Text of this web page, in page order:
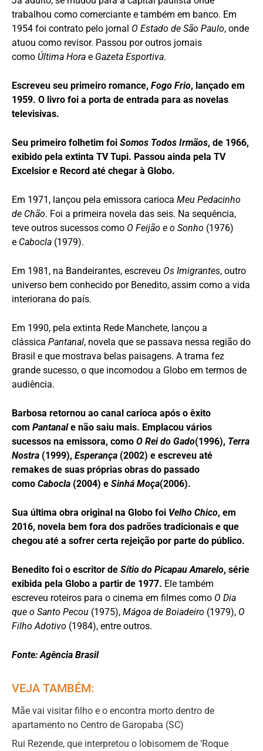
trabalhou como comerciante e também em banco. Em
1954 foi contrato pelo jornal O Estado de São Paulo, onde
atuou como revisor. Passou por outros jornais
como Última Hora e Gazeta Esportiva.
Escreveu seu primeiro romance, Fogo Frio, lançado em
1959. O livro foi a porta de entrada para as novelas
televisivas.
Seu primeiro folhetim foi Somos Todos Irmãos, de 1966,
exibido pela extinta TV Tupi. Passou ainda pela TV
Excelsior e Record até chegar à Globo.
Em 1971, lançou pela emissora carioca Meu Pedacinho
de Chão. Foi a primeira novela das seis. Na sequência,
teve outros sucessos como O Feijão e o Sonho (1976)
e Cabocla (1979).
Em 1981, na Bandeirantes, escreveu Os Imigrantes, outro
universo bem conhecido por Benedito, assim como a vida
interiorana do país.
Em 1990, pela extinta Rede Manchete, lançou a
clássica Pantanal, novela que se passava nessa região do
Brasil e que mostrava belas paisagens. A trama fez
grande sucesso, o que incomodou a Globo em termos de
audiência.
Barbosa retornou ao canal carioca após o êxito
com Pantanale não saiu mais. Emplacou vários
sucessos na emissora, como O Rei do Gado(1996), Terra
Nostra (1999), Esperança (2002) e escreveu até
remakes de suas próprias obras do passado
como Cabocla (2004) e Sinhá Moça(2006).
Sua última obra original na Globo foi Velho Chico, em
2016, novela bem fora dos padrões tradicionais e que
chegou até a sofrer certa rejeição por parte do público.
Benedito foi o escritor de Sítio do Picapau Amarelo, série
exibida pela Globo a partir de 1977. Ele também
escreveu roteiros para o cinema em filmes como O Dia
que o Santo Pecou (1975), Mágoa de Boiadeiro (1979), O
Filho Adotivo (1984), entre outros.
Fonte: Agência Brasil
VEJA TAMBÉM:
Mãe vai visitar filho e o encontra morto dentro de
apartamento no Centro de Garopaba (SC)
Rui Rezende, que interpretou o lobisomem de ‘Roque